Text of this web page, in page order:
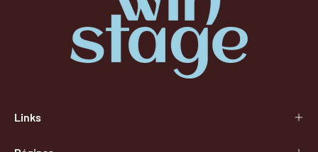
Links